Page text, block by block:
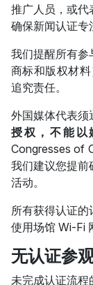
推广人员，或代
确保新闻认证专
我们提醒所有参
商标和版权材
追究责任。
外国媒体代表须
授权，不能以
Congresses of
我们建议您提前
活动。
所有获得认证
使用场馆 Wi-Fi
无认证参
未完成认证流